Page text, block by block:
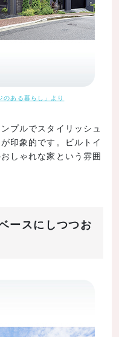
のある暮らし」より
プルでスタイリッシュ
印象的です。ビルトイ
しゃれな家という雰囲
ースにしつつお